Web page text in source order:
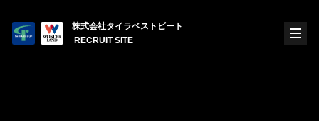
株式会社タイラベストビート
RECRUIT SITE